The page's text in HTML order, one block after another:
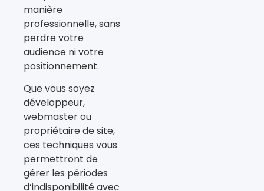
manière
professionnelle, sans
perdre votre
audience ni votre
positionnement.
Que vous soyez
développeur,
webmaster ou
propriétaire de site,
ces techniques vous
permettront de
gérer les périodes
d’indisponibilité avec